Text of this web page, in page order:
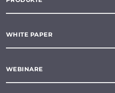
WHITE PAPER
WEBINARE